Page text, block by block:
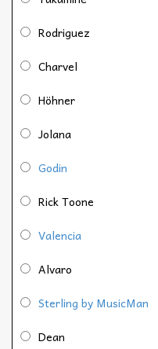
Rodriguez
Charvel
Höhner
Jolana
Godin
Rick Toone
Valencia
Alvaro
Sterling by MusicMan
Dean